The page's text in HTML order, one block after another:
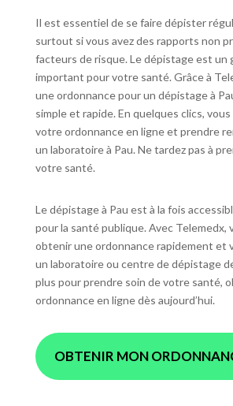
Il est essentiel de se faire dépister
surtout si vous avez des rapports non
facteurs de risque. Le dépistage est
important pour votre santé. Grâce à
une ordonnance pour un dépistage à
simple et rapide. En quelques clics,
votre ordonnance en ligne et prendre
un laboratoire à Pau. Ne tardez pas à
votre santé.
Le dépistage à Pau est à la fois
pour la santé publique. Avec Telemedx,
obtenir une ordonnance rapidement et
un laboratoire ou centre de dépistage
plus pour prendre soin de votre santé,
ordonnance en ligne dès aujourd’hui.
OBTENIR MON